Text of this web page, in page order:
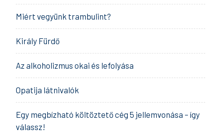
Miért vegyünk trambulint?
Király Fürdő
Az alkoholizmus okai és lefolyása
Opatija látnivalók
Egy megbízható költöztető cég 5 jellemvonása – így
válassz!